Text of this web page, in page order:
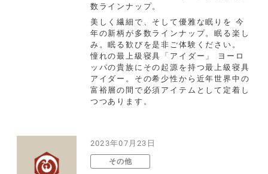
数ラインナップ。
美しく繊細で、そして優雅な眠りを 今
年の新柄が多数ラインナップ。眠る楽し
み。眠る歓びを是非ご体験ください。
憧れの最上級寝具「アイダー」 ヨーロ
ッパの貴族にその起源を持つ最上級寝具
アイダー。その希少性から近年世界中の
富裕層の間で必須アイテムとして定着し
つつあります。
2023年07月23日
その他